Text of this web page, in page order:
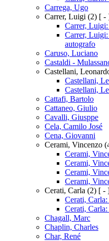
Carrega, Ugo
Carrer, Luigi (2) [ -
Carrer, Luigi:
Carrer,
autografo
Caruso, Luciano
Castaldi -
Castellani,
Castellani,
Castellani,
Cattafi, Bartolo
Cattaneo, Giulio
Cavalli, Giusppe
Cela, Camilo José
Cena, Giovanni
Cerami, Vincenzo
Cerami,
Cerami,
Cerami,
Cerami,
Cerati, Carla (2) [ -
Cerati,
Cerati,
Chagall, Marc
Chaplin, Charles
Char, René